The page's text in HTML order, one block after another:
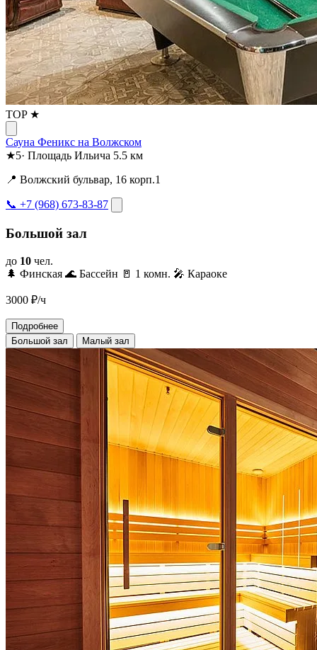
TOP ★
Сауна Феникс на Волжском
★5· Площадь Ильича 5.5 км
📍 Волжский бульвар, 16 корп.1
📞 +7 (968) 673-83-87
Большой зал
до 10 чел.
🌲 Финская 🌊 Бассейн 🚪 1 комн. 🎤 Караоке
3000 ₽/ч
Подробнее
Большой зал
Малый зал